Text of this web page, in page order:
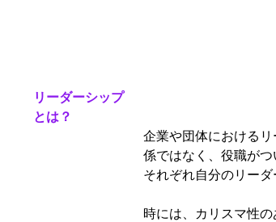
リーダーシップ
とは？
企業や団体における
係ではなく、役職が
それぞれ自分のリーダ
時には、カリスマ性